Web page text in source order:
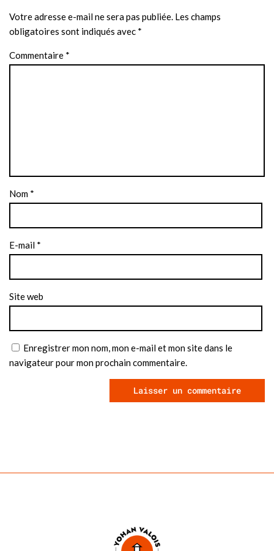
Votre adresse e-mail ne sera pas publiée. Les champs
obligatoires sont indiqués avec *
Commentaire *
Nom *
E-mail *
Site web
Enregistrer mon nom, mon e-mail et mon site dans le
navigateur pour mon prochain commentaire.